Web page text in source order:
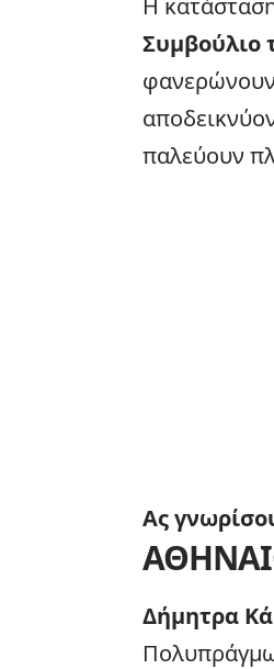
Συμβούλιο
φανερώνουν
παλεύουν
Ας
Δήμητρα